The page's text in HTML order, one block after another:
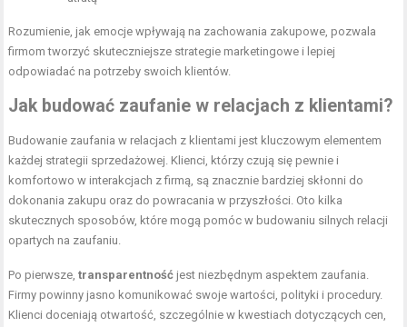
Rozumienie, jak emocje wpływają na zachowania zakupowe, pozwala
firmom tworzyć skuteczniejsze strategie marketingowe i lepiej
odpowiadać na potrzeby swoich klientów.
Jak budować zaufanie w relacjach z klientami?
Budowanie zaufania w relacjach z klientami jest kluczowym elementem
każdej strategii sprzedażowej. Klienci, którzy czują się pewnie i
komfortowo w interakcjach z firmą, są znacznie bardziej skłonni do
dokonania zakupu oraz do powracania w przyszłości. Oto kilka
skutecznych sposobów, które mogą pomóc w budowaniu silnych relacji
opartych na zaufaniu.
Po pierwsze,transparentność jest niezbędnym aspektem zaufania.
Firmy powinny jasno komunikować swoje wartości, polityki i procedury.
Klienci doceniają otwartość, szczególnie w kwestiach dotyczących cen,